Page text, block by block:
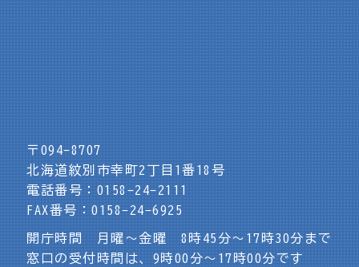
〒094-8707
北海道紋別市幸町2丁目1番18号
電話番号：0158-24-2111
FAX番号：0158-24-6925
開庁時間 月曜～金曜 8時45分～17時30分まで
窓口の受付時間は、9時00分～17時00分です